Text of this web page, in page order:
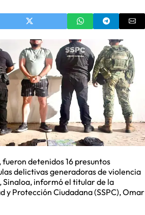
detenidos 16 presuntos
delictivas generadoras de violencia
Sinaloa, informó el titular de la
y Protección Ciudadana (SSPC), Omar